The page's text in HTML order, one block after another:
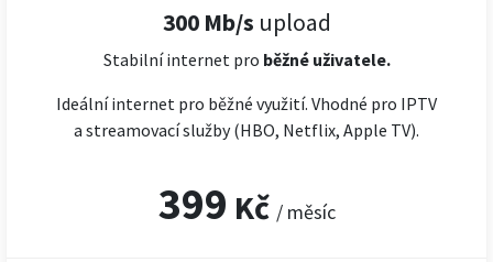
300 Mb/s upload
Stabilní internet pro běžné uživatele.
Ideální internet pro běžné využití. Vhodné pro IPTV
a streamovací služby (HBO, Netflix, Apple TV).
399 Kč / měsíc